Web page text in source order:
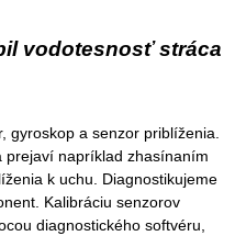
vodotesnosť stráca
gyroskop a senzor priblíženia.
prejaví napríklad zhasínaním
k uchu. Diagnostikujeme
Kalibráciu senzorov
diagnostického softvéru,